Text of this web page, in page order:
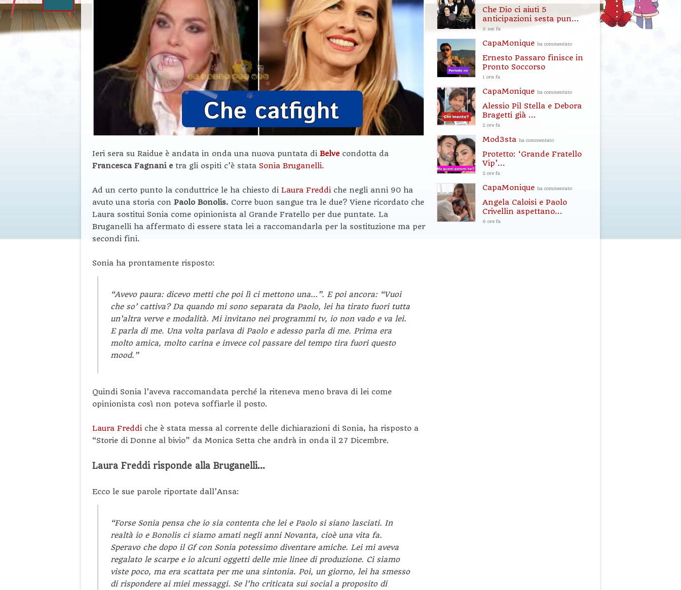
Ieri sera su Raidue è andata in onda una nuova puntata di Belve condotta da
Francesca Fagnani e tra gli ospiti c’è stata Sonia Bruganelli.
Ad un certo punto la conduttrice le ha chiesto di Laura Freddi che negli anni 90 ha
avuto una storia con Paolo Bonolis. Corre buon sangue tra le due? Viene ricordato che
Laura sostitui Sonia come opinionista al Grande Fratello per due puntate. La
Bruganelli ha affermato di essere stata lei a raccomandarla per la sostituzione ma per
secondi fini.
Sonia ha prontamente risposto:
“Avevo paura: dicevo metti che poi lì ci mettono una…”. E poi ancora: “Vuoi
che so’ cattiva? Da quando mi sono separata da Paolo, lei ha tirato fuori tutta
un’altra verve e modalità. Mi invitano nei programmi tv, io non vado e va lei.
E parla di me. Una volta parlava di Paolo e adesso parla di me. Prima era
molto amica, molto carina e invece col passare del tempo tira fuori questo
mood.”
Quindi Sonia l’aveva raccomandata perché la riteneva meno brava di lei come
opinionista così non poteva soffiarle il posto.
Laura Freddi che è stata messa al corrente delle dichiarazioni di Sonia, ha risposto a
“Storie di Donne al bivio” da Monica Setta che andrà in onda il 27 Dicembre.
Laura Freddi risponde alla Bruganelli…
Ecco le sue parole riportate dall’Ansa:
“Forse Sonia pensa che io sia contenta che lei e Paolo si siano lasciati. In
realtà io e Bonolis ci siamo amati negli anni Novanta, cioè una vita fa.
Speravo che dopo il Gf con Sonia potessimo diventare amiche. Lei mi aveva
regalato le scarpe e io alcuni oggetti delle mie linee di produzione. Ci siamo
viste poco, ma era scattata per me una sintonia. Poi, un giorno, lei ha smesso
di rispondere ai miei messaggi. Se l’ho criticata sui social a proposito di
Che Dio ci aiuti 5
anticipazioni sesta pun...
5 sec fa
CapaMonique ha commentato
Ernesto Passaro finisce in
Pronto Soccorso
1 ora fa
CapaMonique ha commentato
Alessio Pil Stella e Debora
Bragetti già ...
2 ore fa
Mod3sta ha commentato
Protetto: ‘Grande Fratello
Vip’...
2 ore fa
CapaMonique ha commentato
Angela Caloisi e Paolo
Crivellin aspettano...
6 ore fa